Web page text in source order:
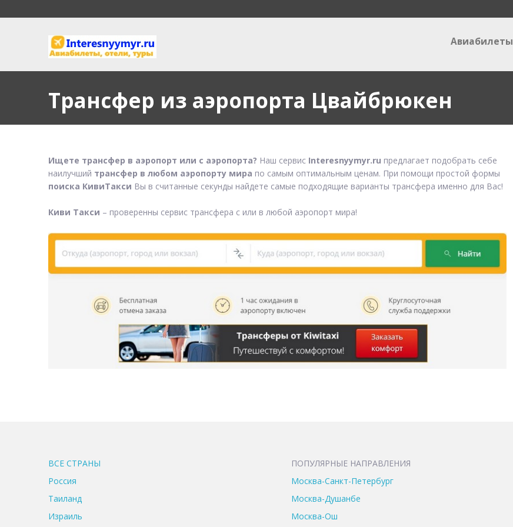
Авиабилеты
Трансфер из аэропорта Цвайбрюкен
Ищете трансфер в аэропорт или с аэропорта? Наш сервис Interesnyymyr.ru предлагает подобрать себе
наилучший трансфер в любом аэропорту мира по самым оптимальным ценам. При помощи простой формы
поиска КивиТакси Вы в считанные секунды найдете самые подходящие варианты трансфера именно для Вас!
Киви Такси – проверенны сервис трансфера с или в любой аэропорт мира!
ВСЕ CТРАНЫ
Россия
Таиланд
Израиль
ПОПУЛЯРНЫЕ НАПРАВЛЕНИЯ
Москва-Санкт-Петербург
Москва-Душанбе
Москва-Ош